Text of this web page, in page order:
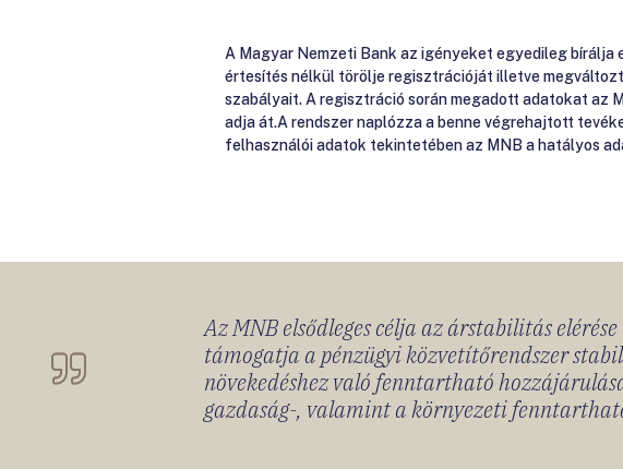
A Magyar Nemzeti Bank az igényeket egyedileg
értesítés nélkül törölje regisztrációját illetve
szabályait. A regisztráció során megadott adatokat az
adja át.A rendszer naplózza a benne végrehajtott
felhasználói adatok tekintetében az MNB a hatályos
Az MNB elsődleges célja az árstabilitás
támogatja a pénzügyi közvetítőrendszer
növekedéshez való fenntartható
gazdaság-, valamint a környezeti